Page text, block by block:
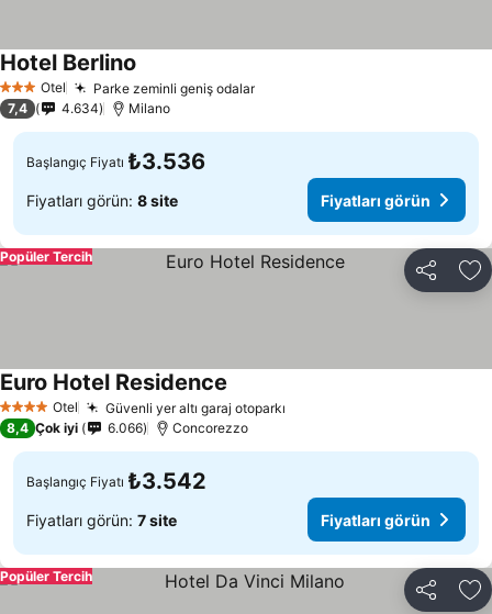
3 YıldızOtel Parke zeminli geniş odalar
Hotel Berlino
7,4 4.634 Milano
Başlangıç Fiyatı ₺3.536
Fiyatları görün: 8 site Fiyatları görün
Paylaş
Popüler Tercih
4 Yıldız Otel Güvenli yer altı garaj otoparkı
Euro Hotel Residence
8,4 Çok iyi 6.066 Concorezzo
Başlangıç Fiyatı ₺3.542
Fiyatları görün: 7 site Fiyatları görün
Paylaş
Popüler Tercih